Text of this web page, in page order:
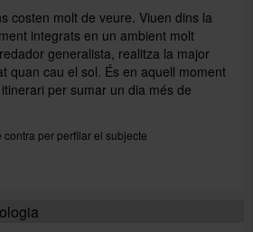
costen molt de veure. Viuen dins la
integrats en un ambient molt
generalista, realitza la major
quan cau el sol. És en aquell moment
per sumar un dia més de
per perfilar el subjecte